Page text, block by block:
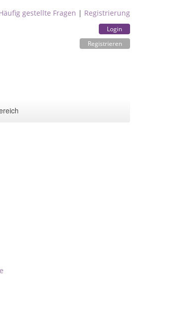
gestellte Fragen | Registrierung
Login
Registrieren